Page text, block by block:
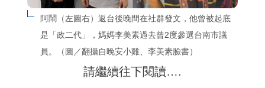
阿鬧（左圖右）返台後晚間在社群發文，他曾被起底
是「政二代」，媽媽李美素過去曾2度參選台南市議
員。（圖／翻攝自晚安小雞、李美素臉書）
請繼續往下閱讀….